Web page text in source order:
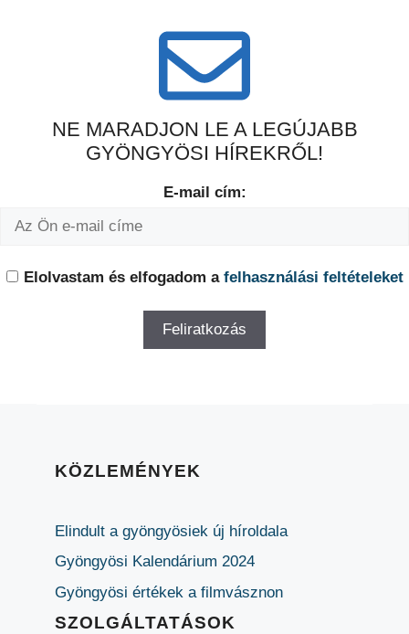
NE MARADJON LE A LEGÚJABB
GYÖNGYÖSI HÍREKRŐL!
E-mail cím:
Elolvastam és elfogadom a felhasználási feltételeket
KÖZLEMÉNYEK
Elindult a gyöngyösiek új híroldala
Gyöngyösi Kalendárium 2024
Gyöngyösi értékek a filmvásznon
SZOLGÁLTATÁSOK